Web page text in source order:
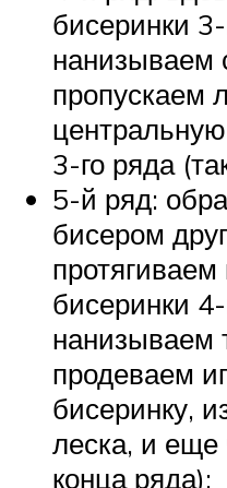
бисеринки
нанизываем
пропускаем
3-го ряда
5-й ряд:
бисером
протягиваем
бисеринки
нанизываем
продеваем
бисеринку,
леска, и еще
конца ряда);